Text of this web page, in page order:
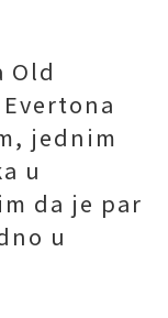
Old
jednim
u
da je par
u